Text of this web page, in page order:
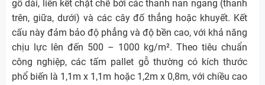
gỗ dài, liên kết chặt chẽ bởi các thanh nan ngang (thanh
trên, giữa, dưới) và các cây đố thẳng hoặc khuyết. Kết
cấu này đảm bảo độ phẳng và độ bền cao, với khả năng
chịu lực lên đến 500 – 1000 kg/m². Theo tiêu chuẩn
công nghiệp, các tấm pallet gỗ thường có kích thước
phổ biến là 1,1m x 1,1m hoặc 1,2m x 0,8m, với chiều cao